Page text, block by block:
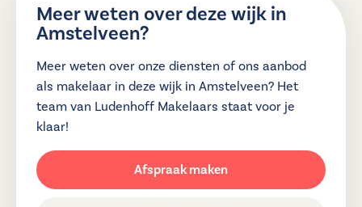
Meer weten over deze wijk in
Amstelveen?
Meer weten over onze diensten of ons aanbod
als makelaar in deze wijk in Amstelveen? Het
team van Ludenhoff Makelaars staat voor je
klaar!
Afspraak maken